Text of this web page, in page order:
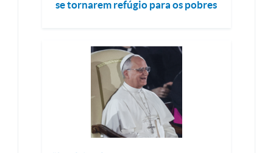
se tornarem refúgio para os pobres